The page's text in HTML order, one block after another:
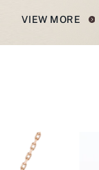
VIEW MORE